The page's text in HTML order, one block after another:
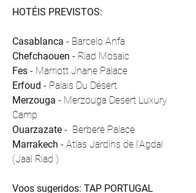
HOTÉIS PREVISTOS:
Casablanca - Barcelo Anfa
Chefchaouen - Riad Mosaic
Fes - Marriott Jnane Palace
Erfoud - Palais Du Désert
Merzouga - Merzouga Desert Luxury
Camp
Ouarzazate -  Berbere Palace
Marrakech - Atlas Jardins de l’Agdal
(Jaal Riad )
Voos sugeridos: TAP PORTUGAL